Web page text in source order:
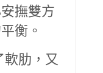
撫雙方
衡。
軟肋，又